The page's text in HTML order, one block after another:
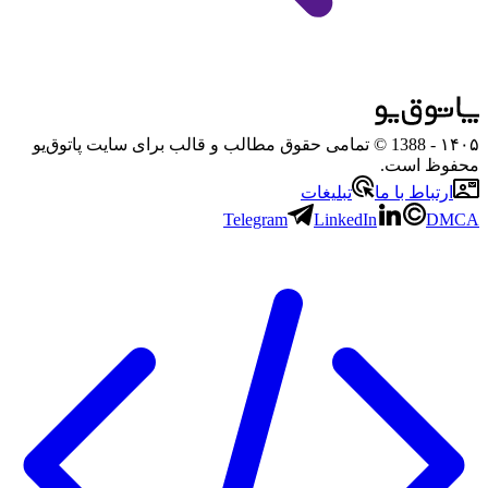
۱۴۰۵
- 1388 © تمامی حقوق مطالب و قالب برای سایت پاتوق‌یو
محفوظ است.
ارتباط با ما
تبلیغات
Telegram
LinkedIn DMCA